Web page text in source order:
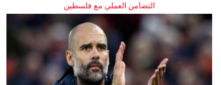
التضامن العملي مع فلسطين